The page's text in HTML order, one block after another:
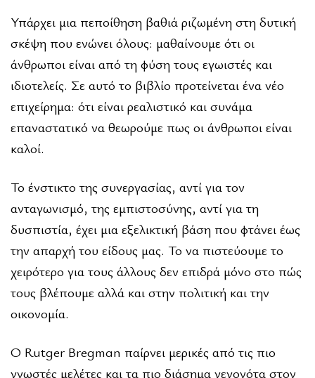
Υπάρχει µια πεποίθηση βαθιά ριζωµένη στη δυτική
σκέψη που ενώνει όλους: µαθαίνουµε ότι οι
άνθρωποι είναι από τη φύση τους εγωιστές και
ιδιοτελείς. Σε αυτό το βιβλίο προτείνεται ένα νέο
επιχείρηµα: ότι είναι ρεαλιστικό και συνάµα
επαναστατικό να θεωρούµε πως οι άνθρωποι είναι
καλοί.
Το ένστικτο της συνεργασίας, αντί για τον
ανταγωνισµό, της εµπιστοσύνης, αντί για τη
δυσπιστία, έχει µια εξελικτική βάση που φτάνει έως
την απαρχή του είδους µας. Το να πιστεύουµε το
χειρότερο για τους άλλους δεν επιδρά µόνο στο πώς
τους βλέπουµε αλλά και στην πολιτική και την
οικονοµία.
Ο Rutger Bregman παίρνει µερικές από τις πιο
γνωστές µελέτες και τα πιο διάσηµα γεγονότα στον